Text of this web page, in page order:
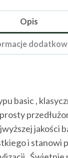
Opis
basic ,
jakości
i stanowi